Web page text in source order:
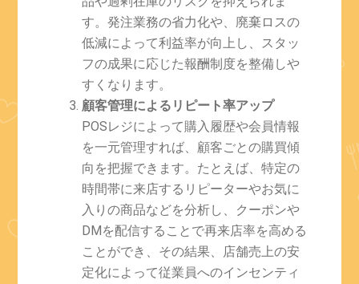
す。発注業務の省力化や、廃棄ロスの
低減によって利益率が向上し、スタッ
フの成果に応じた報酬制度を整備しや
すくなります。
顧客管理によるリピート率アップ
POSレジによって購入履歴や会員情報
を一元管理すれば、顧客ごとの購買傾
向を把握できます。たとえば、特定の
時間帯に来店するリピーターやお気に
入りの商品などを分析し、クーポンや
DMを配信することで再来店率を高める
ことができ、その結果、店舗売上の安
定化によって従業員へのインセンティ